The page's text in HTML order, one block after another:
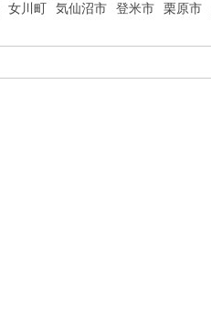
女川町 気仙沼市 登米市 栗原市